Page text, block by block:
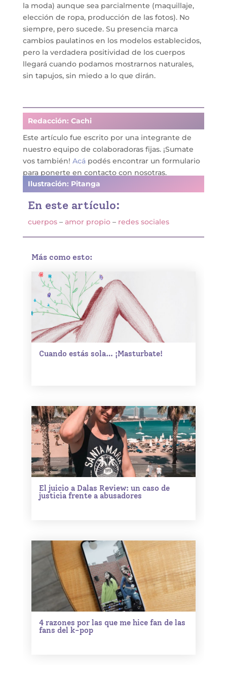
la moda) aunque sea parcialmente (maquillaje,
elección de ropa, producción de las fotos). No
siempre, pero sucede. Su presencia marca
cambios paulatinos en los modelos establecidos,
pero la verdadera positividad de los cuerpos
llegará cuando podamos mostrarnos naturales,
sin tapujos, sin miedo a lo que dirán.
Redacción: Cachi
Este artículo fue escrito por una integrante de
nuestro equipo de colaboradoras fijas. ¡Sumate
vos también! Acá podés encontrar un formulario
para ponerte en contacto con nosotras.
Ilustración: Pitanga
En este artículo:
cuerpos– amor propio– redes sociales
Más como esto:
Cuando estás sola… ¡Masturbate!
El juicio a Dalas Review: un caso de
justicia frente a abusadores
4 razones por las que me hice fan de las
fans del k-pop